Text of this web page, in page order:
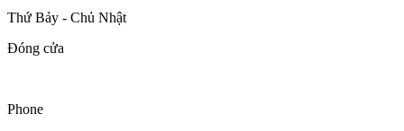
Thứ Bảy - Chủ Nhật
Đóng cửa
Phone